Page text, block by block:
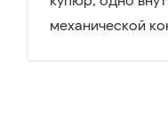
механической